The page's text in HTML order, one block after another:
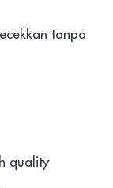
tanpa
quality